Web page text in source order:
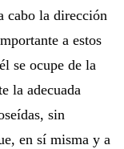
cabo la dirección
a estos
se ocupe de la
la adecuada
sin
en sí misma y a